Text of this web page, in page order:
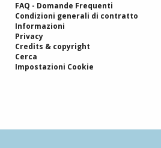
FAQ - Domande Frequenti
Condizioni generali di contratto
Informazioni
Privacy
Credits & copyright
Cerca
Impostazioni Cookie